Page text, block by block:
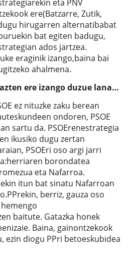
eta PNV
ere(Batzarre, Zutik,
hirugarren alternatibabat
bat egiten badugu,
ados jartzea.
eraginik izango,baina bai
ahalmena.
ere izango duzue lana…
ez nituzke zaku berean
ondoren, PSOE
sartu da. PSOErenestrategia
ikusiko dugu zertan
PSOEri oso argi jarri
borondatea
eta Nafarroa.
itun bat sinatu Nafarroan
berriz, gauza oso
baitute. Gatazka honek
Baina, gainontzekook
ezin diogu PPri betoeskubidea